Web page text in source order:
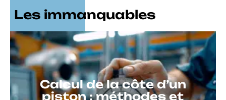
Les immanquables
Calcul de la côte d’un
piston : méthodes et